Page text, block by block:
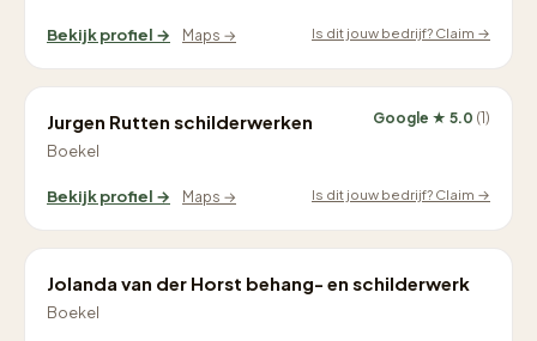
Bekijk profiel → Maps → Is dit jouw bedrijf? Claim →
Jurgen Rutten schilderwerken
Boekel
Google ★ 5.0 (1)
Bekijk profiel → Maps → Is dit jouw bedrijf? Claim →
Jolanda van der Horst behang- en schilderwerk
Boekel